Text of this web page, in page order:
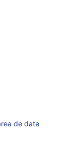
de date